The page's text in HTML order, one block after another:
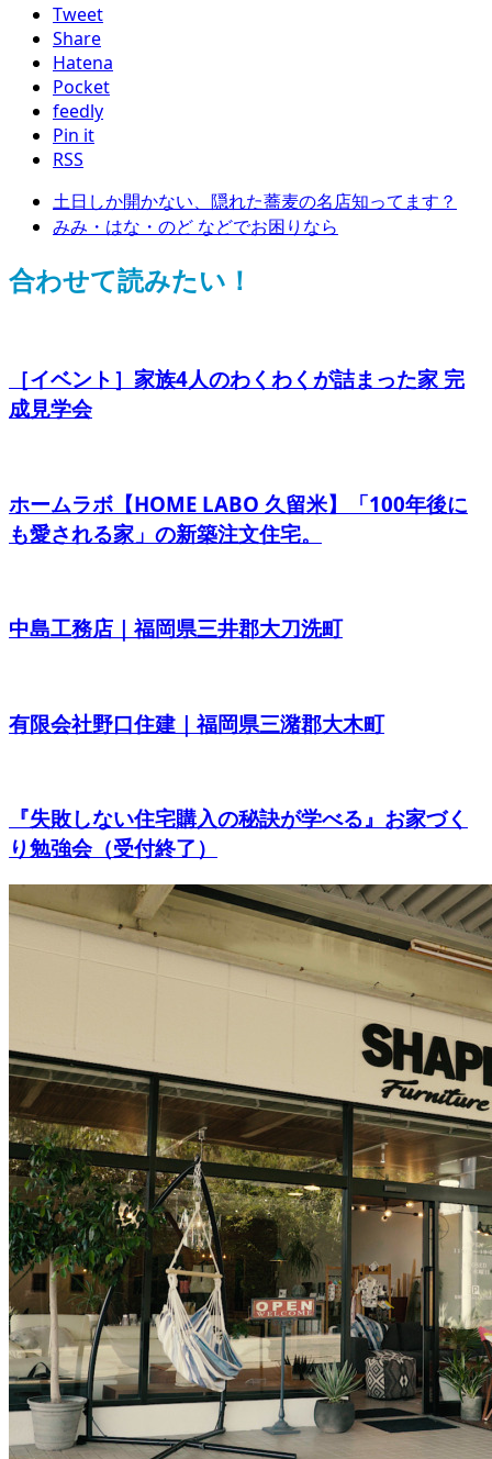
Tweet
Share
Hatena
Pocket
feedly
Pin it
RSS
土日しか開かない、隠れた蕎麦の名店知ってます？
みみ・はな・のど などでお困りなら
合わせて読みたい！
［イベント］家族4人のわくわくが詰まった家 完
成見学会
ホームラボ【HOME LABO 久留米】「100年後に
も愛される家」の新築注文住宅。
中島工務店｜福岡県三井郡大刀洗町
有限会社野口住建｜福岡県三潴郡大木町
『失敗しない住宅購入の秘訣が学べる』お家づく
り勉強会（受付終了）